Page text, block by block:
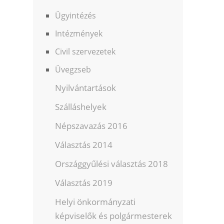
Ügyintézés
Intézmények
Civil szervezetek
Üvegzseb
Nyilvántartások
Szálláshelyek
Népszavazás 2016
Választás 2014
Országgyűlési választás 2018
Választás 2019
Helyi önkormányzati
képviselők és polgármesterek